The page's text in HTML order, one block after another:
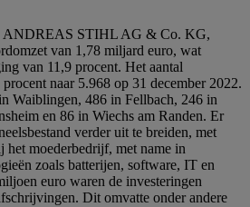
ANDREAS STIHL AG & Co. KG,
van 1,78 miljard euro, wat
van 11,9 procent. Het aantal
naar 5.968 op 31 december 2022.
Waiblingen, 486 in Fellbach, 246 in
en 86 in Wiechs am Randen. Er
verder uit te breiden, met
het moederbedrijf, met name in
zoals batterijen, software, IT en
euro waren de investeringen
Dit omvatte onder andere